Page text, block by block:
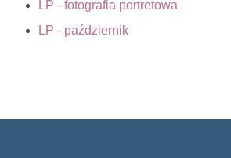
LP - fotografia portretowa
LP - październik